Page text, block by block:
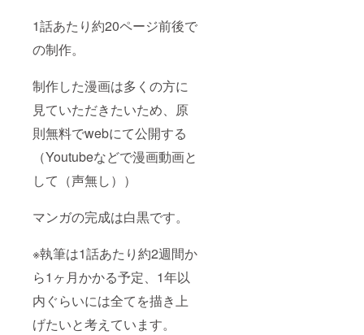
1話あたり約20ページ前後で
の制作。
制作した漫画は多くの方に
見ていただきたいため、原
則無料でwebにて公開する
（Youtubeなどで漫画動画と
して（声無し））
マンガの完成は白黒です。
※執筆は1話あたり約2週間か
ら1ヶ月かかる予定、1年以
内ぐらいには全てを描き上
げたいと考えています。